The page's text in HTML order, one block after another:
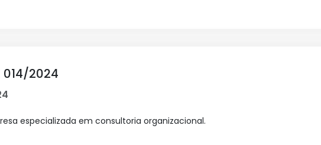
014/2024
especializada em consultoria organizacional.